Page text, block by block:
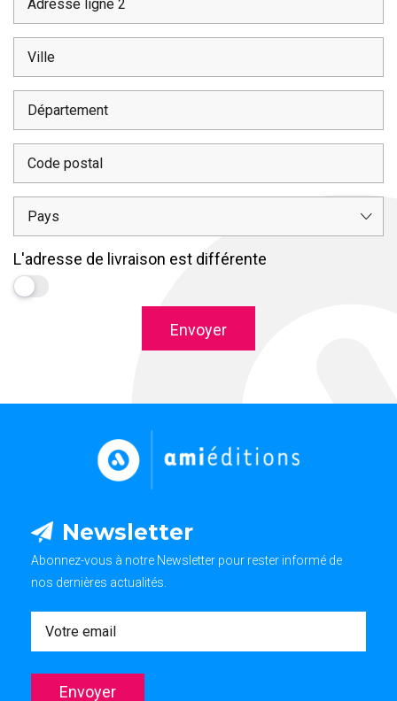
Postal
L'adresse de livraison est différente
Envoyer
Newsletter
Abonnez-vous à notre Newsletter pour rester informé de
nos dernières actualités.
Envoyer